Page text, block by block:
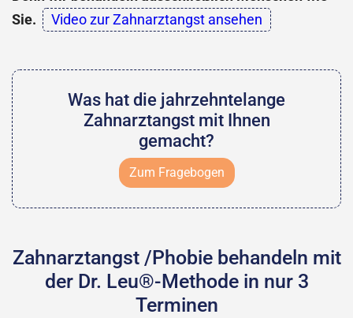
Sie.
Video zur Zahnarztangst ansehen
Was hat die jahrzehntelange
Zahnarztangst mit Ihnen
gemacht?
Zum Fragebogen
Zahnarztangst /Phobie behandeln mit
der Dr. Leu®-Methode in nur 3
Terminen